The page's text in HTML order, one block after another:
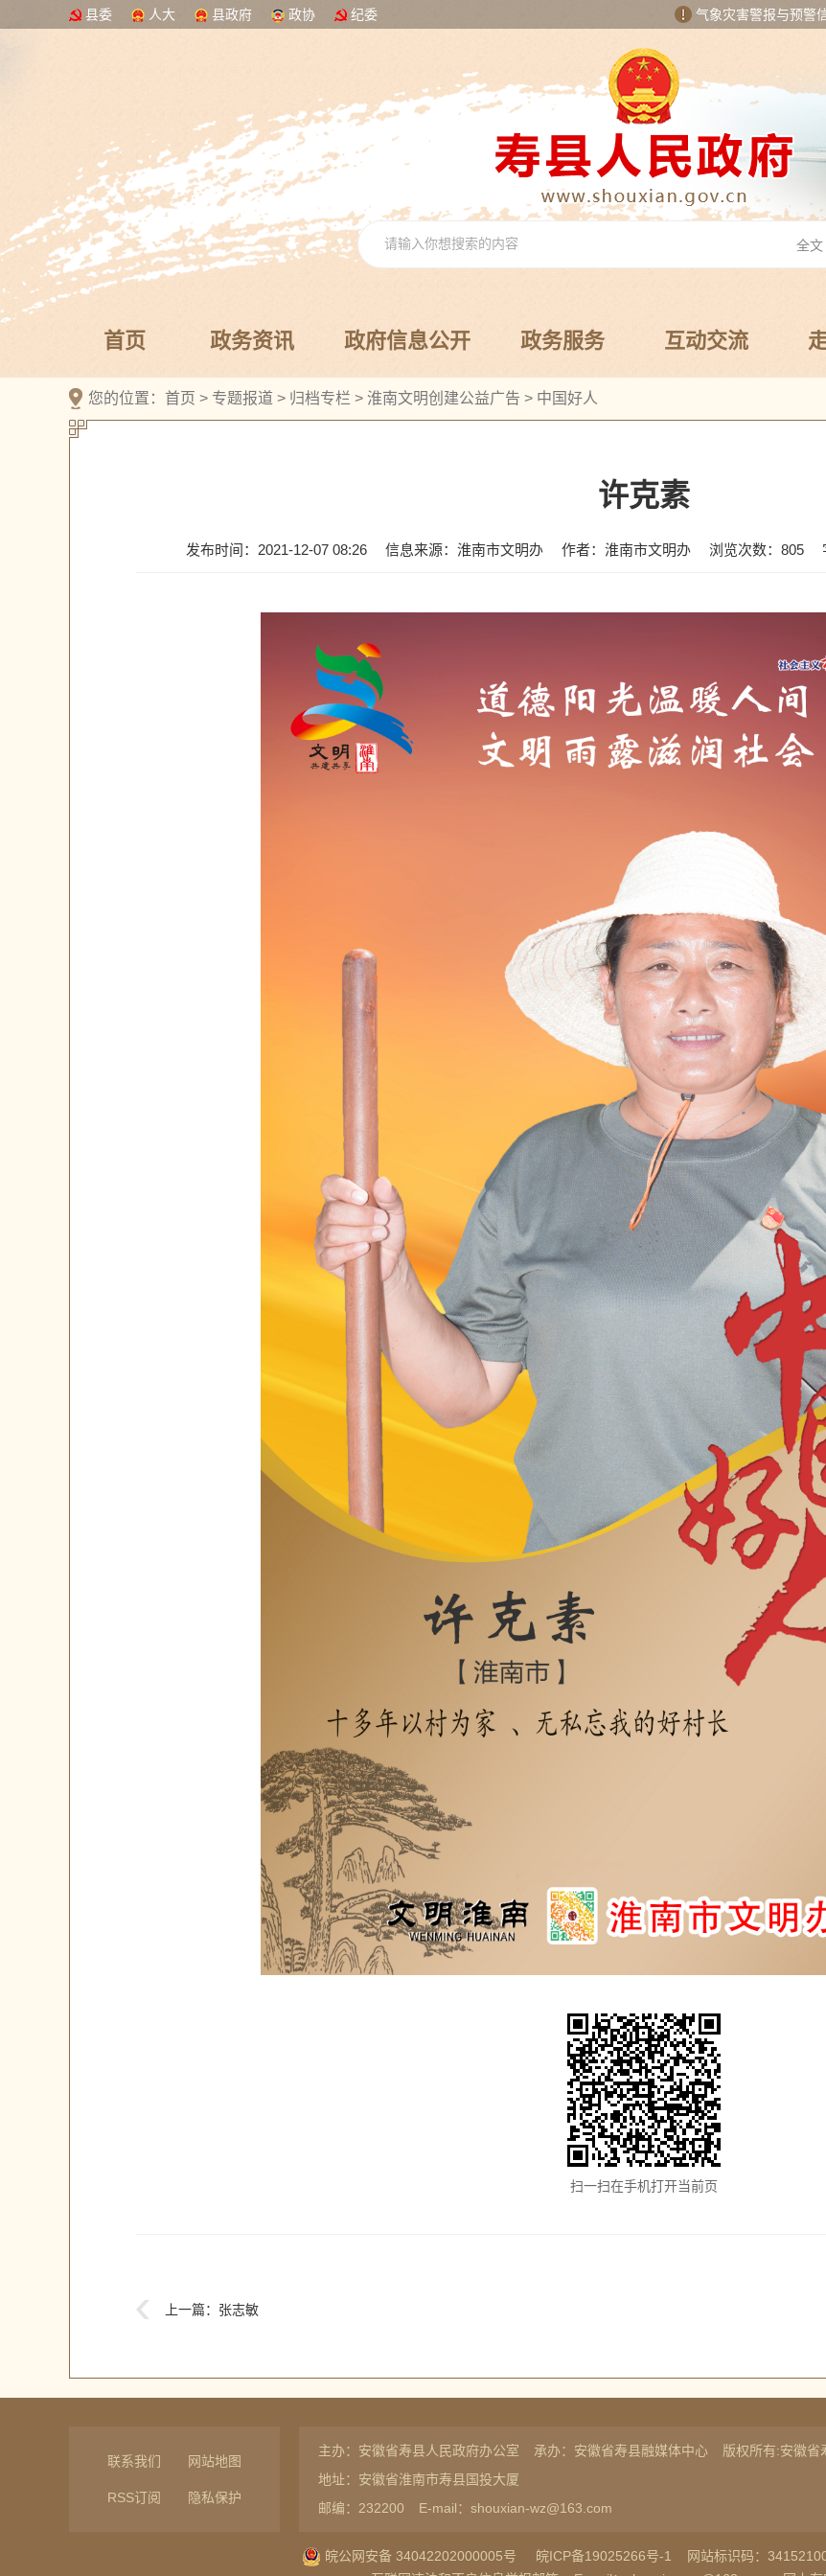
县委 人大 县政府 政协 纪委 气象灾害警报与预警
首页 政务资讯 政府信息公开 政务服务 互动交流
您的位置： 首页 > 专题报道 > 归档专栏 > 淮南文明创建公益广告 > 中国好人
许克素
发布时间：2021-12-07 08:26 信息来源：淮南市文明办 作者：淮南市文明办 浏览次数： 805
扫一扫在手机打开当前页
上一篇： 张志敏
联系我们 网站地图
RSS订阅 隐私保护
主办：安徽省寿县人民政府办公室 承办：安徽省寿县融媒体中心
版权所有:安徽省
地址：安徽省淮南市寿县国投大厦
邮编：232200
E-mail：shouxian-wz@163.com
皖公网安备 34042202000005号 皖ICP备19025266号-1 网站标识码：